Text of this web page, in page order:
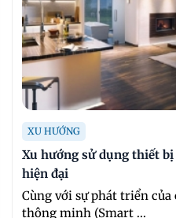
XU HƯỚNG
Xu hướng sử dụng thiết
hiện đại
Cùng với sự phát triển
thông minh (Smart ...